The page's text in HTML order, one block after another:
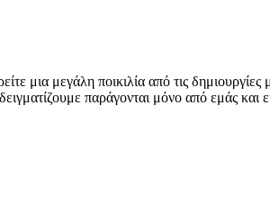
μια μεγάλη ποικιλία από τις
δειγματίζουμε παράγονται μόνο από εμάς και